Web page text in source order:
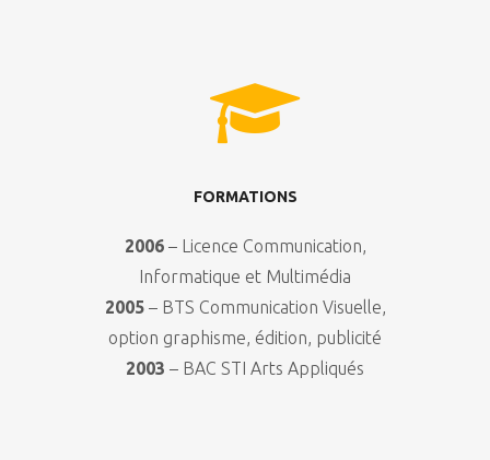
FORMATIONS
2006– Licence Communication,
Informatique et Multimédia
2005– BTS Communication Visuelle,
option graphisme, édition, publicité
2003 – BAC STI Arts Appliqués